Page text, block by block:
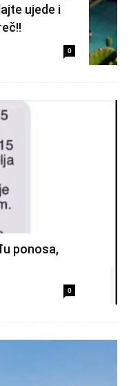
ujede i
0
ponosa,
0